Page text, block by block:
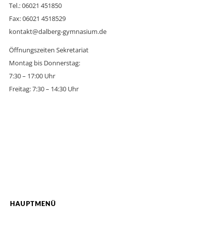
Tel.: 06021 451850
Fax: 06021 4518529
kontakt@dalberg-gymnasium.de
Öffnungszeiten Sekretariat
Montag bis Donnerstag:
7:30 – 17:00 Uhr
Freitag: 7:30 – 14:30 Uhr
HAUPTMENÜ